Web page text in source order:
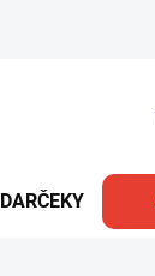
DARČEKY